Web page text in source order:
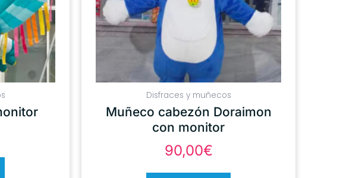
Disfraces y muñecos
Muñeco cabezón Doraimon
con monitor
90,00€